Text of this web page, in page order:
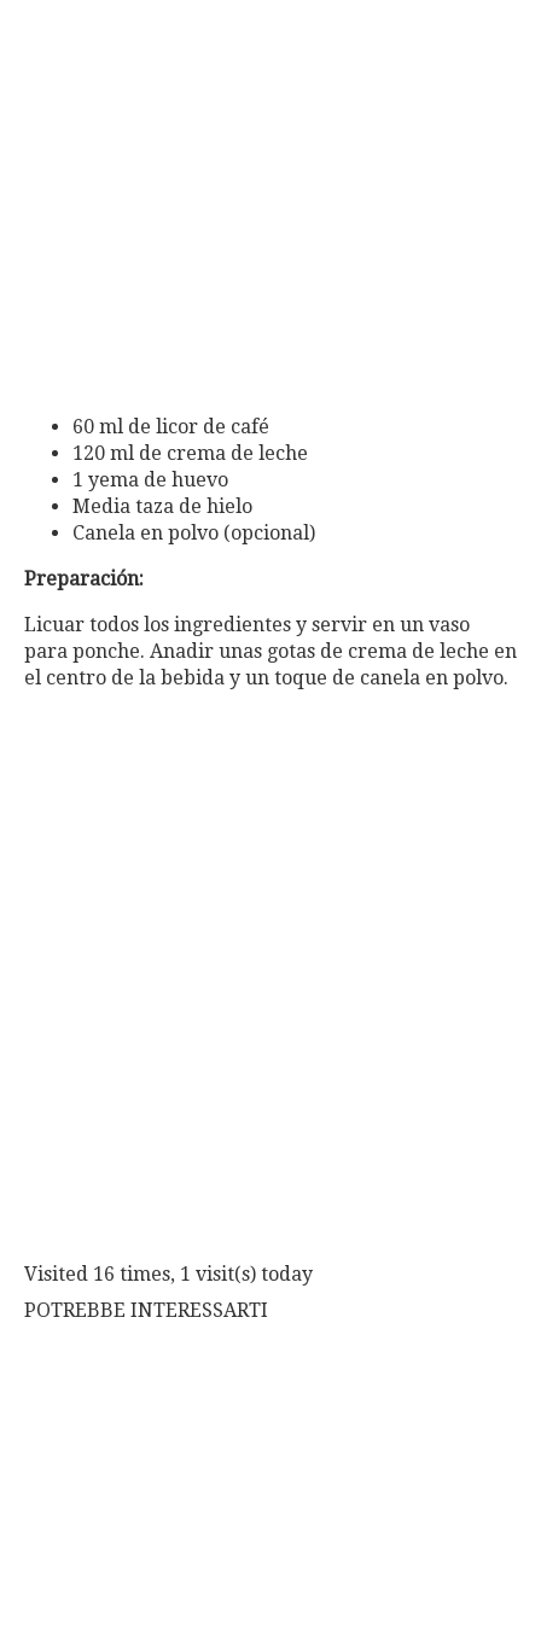
60 ml de licor de café
120 ml de crema de leche
1 yema de huevo
Media taza de hielo
Canela en polvo (opcional)
Preparación:
Licuar todos los ingredientes y servir en un vaso
para ponche. Anadir unas gotas de crema de leche en
el centro de la bebida y un toque de canela en polvo.
Visited 16 times, 1 visit(s) today
POTREBBE INTERESSARTI